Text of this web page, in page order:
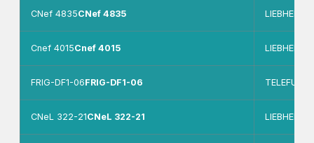
CNef 4835CNef 4835 LIEBHERR
Cnef 4015Cnef 4015 LIEBHERR
FRIG-DF1-06FRIG-DF1-06
CNeL 322-21CNeL 322-21 LIEBHERR